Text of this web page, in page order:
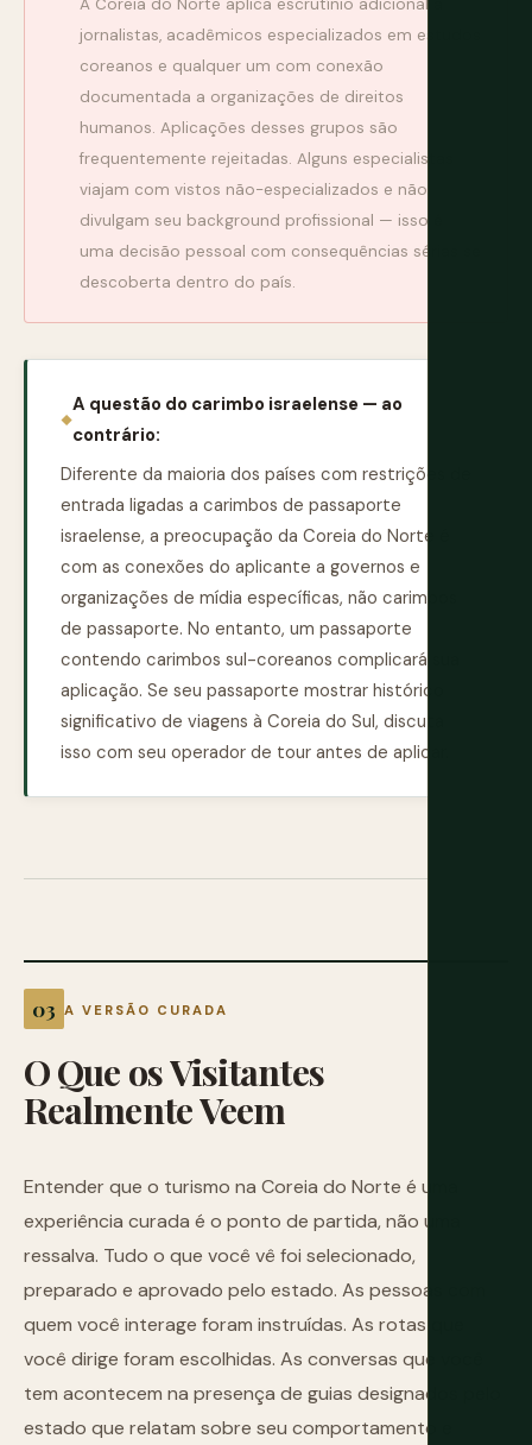
A Coreia do Norte aplica escrutínio adicional a
jornalistas, acadêmicos especializados em estudos
coreanos e qualquer um com conexão
documentada a organizações de direitos
humanos. Aplicações desses grupos são
frequentemente rejeitadas. Alguns especialistas
viajam com vistos não-especializados e não
divulgam seu background profissional — isso é
uma decisão pessoal com consequências sérias se
descoberta dentro do país.
A questão do carimbo israelense — ao
contrário:
Diferente da maioria dos países com restrições de
entrada ligadas a carimbos de passaporte
israelense, a preocupação da Coreia do Norte é
com as conexões do aplicante a governos e
organizações de mídia específicas, não carimbos
de passaporte. No entanto, um passaporte
contendo carimbos sul-coreanos complicará sua
aplicação. Se seu passaporte mostrar histórico
significativo de viagens à Coreia do Sul, discuta
isso com seu operador de tour antes de aplicar.
A VERSÃO CURADA
OQueosVisitantes
RealmenteVeem
Entender que o turismo na Coreia do Norte é uma
experiência curada é o ponto de partida, não uma
ressalva. Tudo o que você vê foi selecionado,
preparado e aprovado pelo estado. As pessoas com
quem você interage foram instruídas. As rotas que
você dirige foram escolhidas. As conversas que você
tem acontecem na presença de guias designados pelo
estado que relatam sobre seu comportamento e